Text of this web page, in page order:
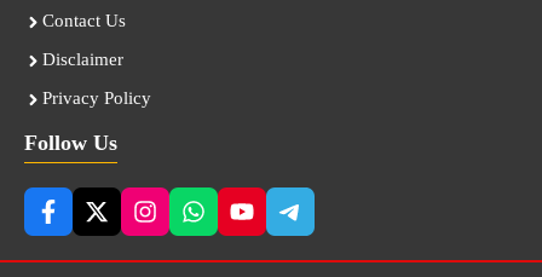
Contact Us
Disclaimer
Privacy Policy
Follow Us